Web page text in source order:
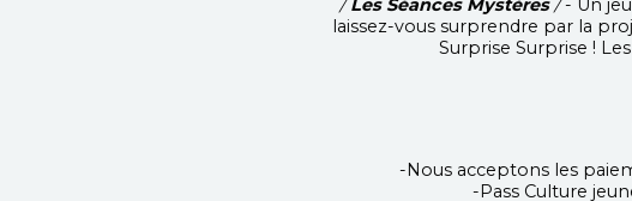
/Les Séances Mystères/- Un
laissez-vous surprendre par la
Surprise Surprise !
-Nous acceptons les
-Pass Culture